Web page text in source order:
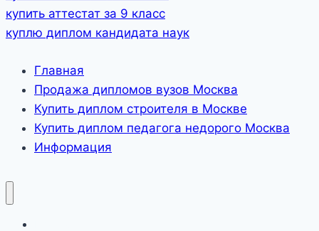
купить аттестат за 9 класс
куплю диплом кандидата наук
Главная
Продажа дипломов вузов Москва
Купить диплом строителя в Москве
Купить диплом педагога недорого Москва
Информация